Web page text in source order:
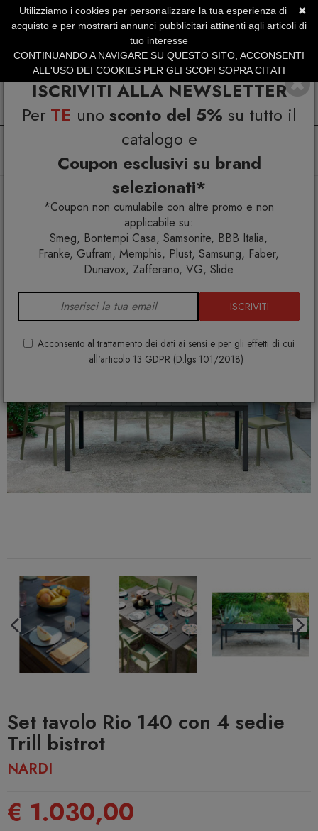
ISCRIVITI ALLA NEWSLETTER
Per TE uno sconto del 5% su tutto il
catalogo e
Coupon esclusivi su brand
selezionati*
*Coupon non cumulabile con altre promo e non
applicabile su:
Smeg, Bontempi Casa, Samsonite, BBB Italia,
Franke, Gufram, Memphis, Plust, Samsung, Faber,
Dunavox, Zafferano, VG, Slide
ISCRIVITI
Acconsento al trattamento dei dati ai sensi e per gli effetti di cui
all'articolo 13 GDPR (D.lgs 101/2018)
SERVIZIO CLIENTI +39.0773.470.562
SUMMER SALES | Fino al 40% di Sconto
Arredo esterno
Set tavoli e sedie da giardino
Set tavolo Rio 140 con 4 sedie Trill bistrot
Set tavolo Rio 140 con 4 sedie
Trill bistrot
NARDI
€ 1.030,00
✖
Utilizziamo i cookies per personalizzare la tua esperienza di
acquisto e per mostrarti annunci pubblicitari attinenti agli articoli di
tuo interesse
CONTINUANDO A NAVIGARE SU QUESTO SITO, ACCONSENTI
ALL'USO DEI COOKIES PER GLI SCOPI SOPRA CITATI